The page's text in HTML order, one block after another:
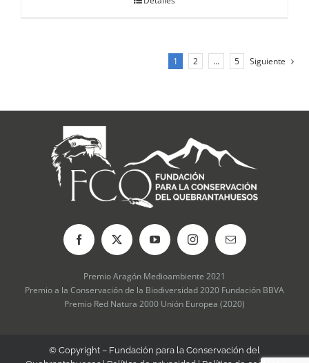
1 2 … 5 Siguiente
Premio Aragón Medioambiente 2021
Premio a la Conservación de la Biodiversidad 2020 Fundación BBVA
Premio Red Natura 2000 Unión Europea (2020)
© Copyright – Fundación para la Conservación del